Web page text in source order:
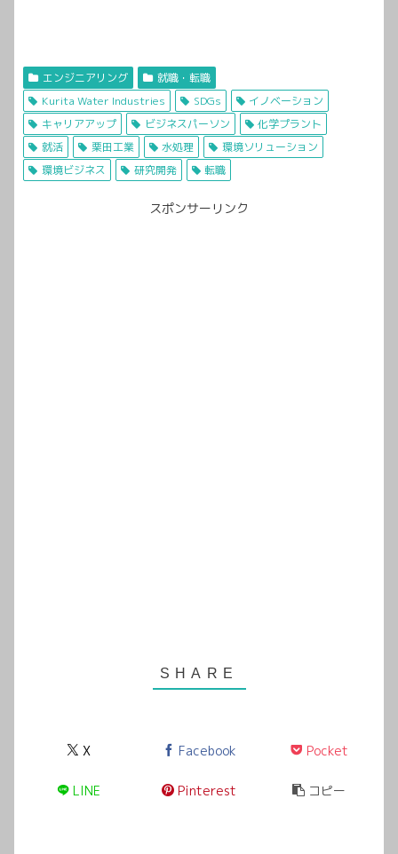
エンジニアリング
就職・転職
Kurita Water Industries
SDGs
イノベーション
キャリアアップ
ビジネスパーソン
化学プラント
就活
栗田工業 水処理
環境ソリューション
環境ビジネス
研究開発 転職
スポンサーリンク
X Facebook Pocket
LINE Pinterest コピー